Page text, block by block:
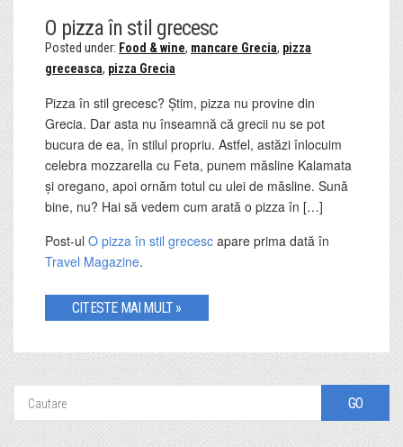
O pizza în stil grecesc
Posted under: Food & wine, mancare Grecia, pizza
greceasca, pizza Grecia
Pizza în stil grecesc? Știm, pizza nu provine din
Grecia. Dar asta nu înseamnă că grecii nu se pot
bucura de ea, în stilul propriu. Astfel, astăzi înlocuim
celebra mozzarella cu Feta, punem măsline Kalamata
și oregano, apoi ornăm totul cu ulei de măsline. Sună
bine, nu? Hai să vedem cum arată o pizza în […]
Post-ul O pizza în stil grecesc apare prima dată în
Travel Magazine.
CITESTE MAI MULT »